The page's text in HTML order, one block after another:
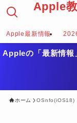
Apple
Apple最新情報
Appleの「最新情報
ホーム OSnfo(iOS18)